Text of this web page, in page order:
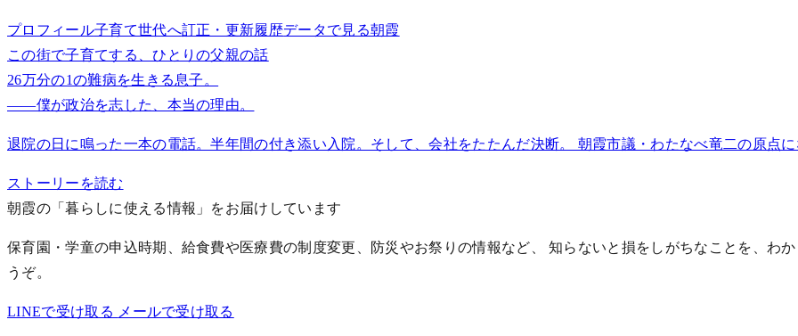
プロフィール子育て世代へ訂正・更新履歴データで見る朝霞
この街で子育てする、ひとりの父親の話
26万分の1の難病を生きる息子。
——僕が政治を志した、本当の理由。
退院の日に鳴った一本の電話。半年間の付き添い入院。そして、会社をたたんだ決断。 朝霞市議・わたなべ竜二の原点
ストーリーを読む
朝霞の「暮らしに使える情報」をお届けしています
保育園・学童の申込時期、給食費や医療費の制度変更、防災やお祭りの情報など、 知らないと損をしがちなことを、わ
うぞ。
LINEで受け取る メールで受け取る